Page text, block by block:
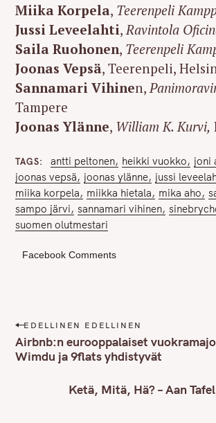
Miika Korpela, Teerenpeli
Jussi Leveelahti, Ravintola
Saila Ruohonen, Teerenpeli
Joonas Vepsä, Teerenpeli,
Sannamari Vihinen,
Tampere
Joonas Ylänne, William K. Kurvi,
TAGS antti peltonen heikki vuokko
joni
joonas vepsä
joonas ylänne jussi
miika korpela
miikka hietala mika aho
sampo järvi sannamari vihinen
suomen olutmestari
Facebook Comments
P
o
s
EDELLINEN EDELLINEN
Airbnb:n eurooppalaiset
Wimdu ja 9flats yhdistyvät
Ketä, Mitä, Hä? – Aan